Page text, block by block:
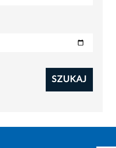
SZUKAJ